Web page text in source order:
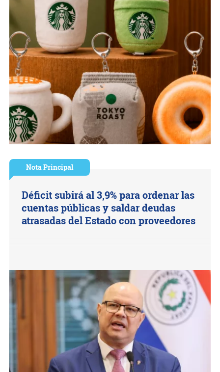
Nota Principal
Déficit subirá al 3,9% para ordenar las
cuentas públicas y saldar deudas
atrasadas del Estado con proveedores